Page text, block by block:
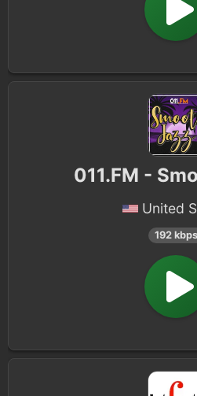
011.FM -
United
192 kbps